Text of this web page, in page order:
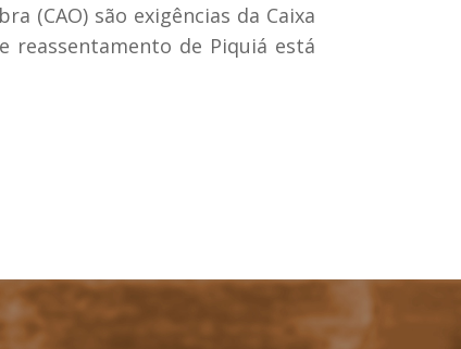
(CAO) são exigências da Caixa
reassentamento de Piquiá está